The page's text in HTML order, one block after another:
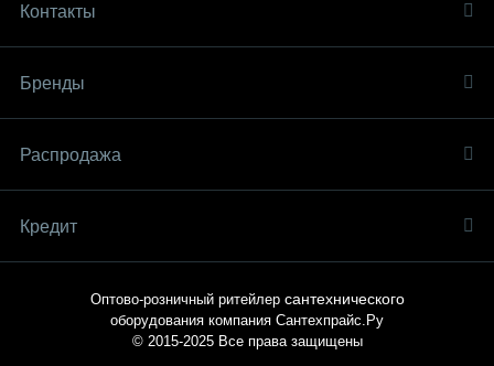
Контакты
Бренды
Распродaжа
Кредит
Оптово-розничный ритейлер сантехнического
оборудования компания Сантехпрайс.Ру
© 2015-2025 Все права защищены